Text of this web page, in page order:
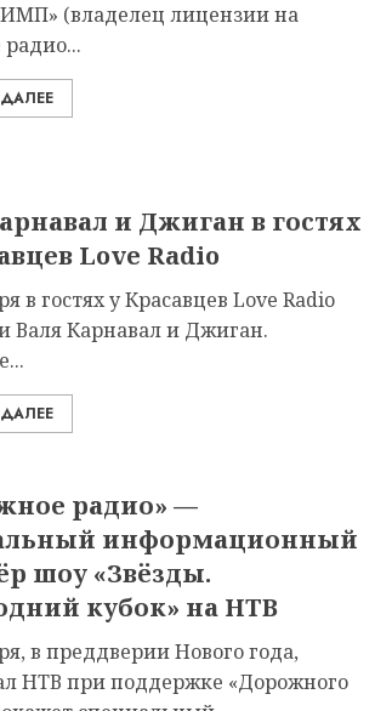
(владелец лицензии на
и Джиган в гостях
Love Radio
в гостях у Красавцев Love Radio
Валя Карнавал и Джиган.
радио» —
информационный
шоу «Звёзды.
кубок» на НТВ
в преддверии Нового года,
НТВ при поддержке «Дорожного